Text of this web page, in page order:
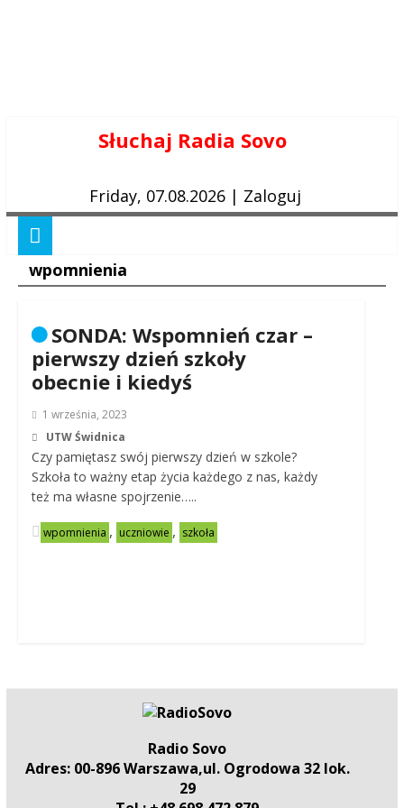
Słuchaj Radia Sovo
Friday, 07.08.2026 | Zaloguj
wpomnienia
SONDA: Wspomnień czar –
pierwszy dzień szkoły
obecnie i kiedyś
1 września, 2023
UTW Świdnica
Czy pamiętasz swój pierwszy dzień w szkole?
Szkoła to ważny etap życia każdego z nas, każdy
też ma własne spojrzenie…..
wpomnienia , uczniowie , szkoła
Radio Sovo
Adres: 00-896 Warszawa,ul. Ogrodowa 32 lok.
29